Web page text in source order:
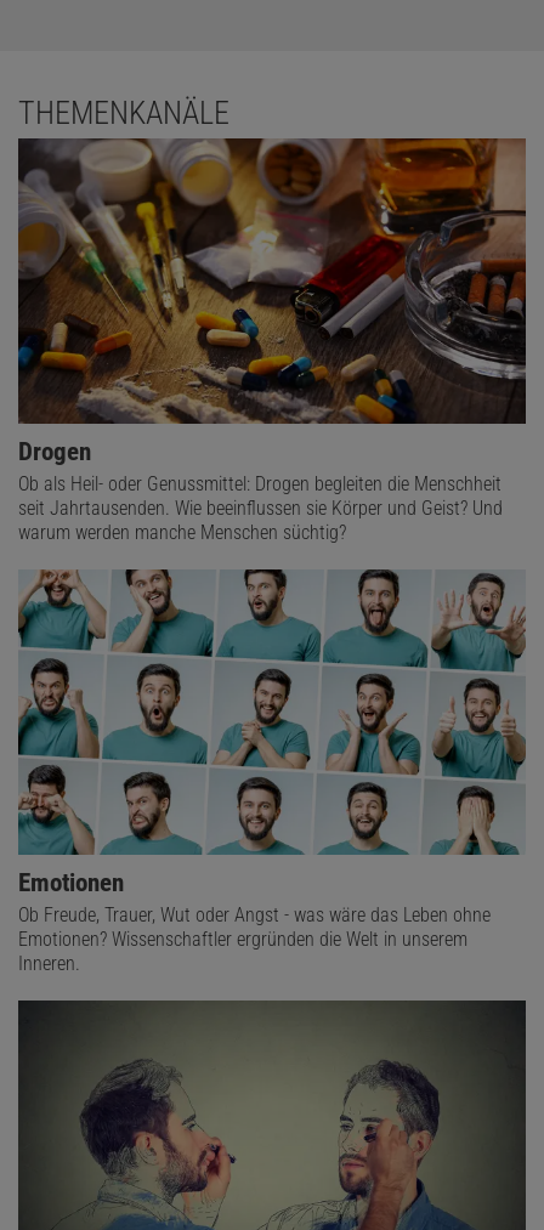
THEMENKANÄLE
Drogen
Ob als Heil- oder Genussmittel: Drogen begleiten die Menschheit
seit Jahrtausenden. Wie beeinflussen sie Körper und Geist? Und
warum werden manche Menschen süchtig?
Emotionen
Ob Freude, Trauer, Wut oder Angst - was wäre das Leben ohne
Emotionen? Wissenschaftler ergründen die Welt in unserem
Inneren.